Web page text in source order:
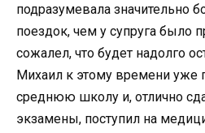
подразумевала значительно
поездок, чем у супруга было
сожалел, что будет надолго
Михаил к этому времени уже
среднюю школу и, отлично
экзамены, поступил на